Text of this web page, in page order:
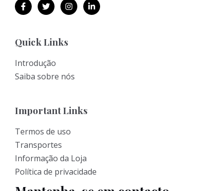
Quick Links
Introdução
Saiba sobre nós
Important Links
Termos de uso
Transportes
Informação da Loja
Política de privacidade